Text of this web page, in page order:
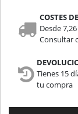
Contacto
COSTES
Desde
Consultar
Tienes 15
tu compra